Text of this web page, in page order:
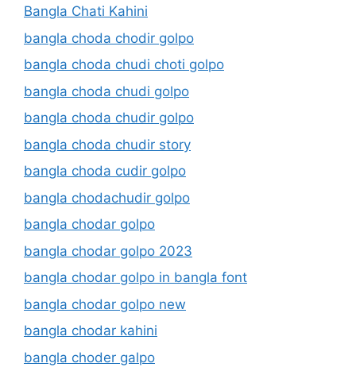
Bangla Chati Kahini
bangla choda chodir golpo
bangla choda chudi choti golpo
bangla choda chudi golpo
bangla choda chudir golpo
bangla choda chudir story
bangla choda cudir golpo
bangla chodachudir golpo
bangla chodar golpo
bangla chodar golpo 2023
bangla chodar golpo in bangla font
bangla chodar golpo new
bangla chodar kahini
bangla choder galpo